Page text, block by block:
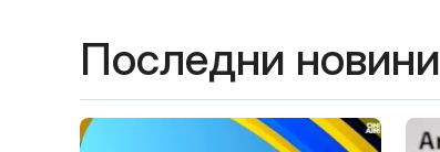
Последни новини